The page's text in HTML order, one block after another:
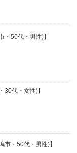
・50代・男性)】
30代・女性)】
市・50代・男性)】